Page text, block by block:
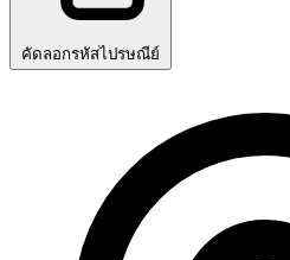
คัดลอกรหัสไปรษณีย์